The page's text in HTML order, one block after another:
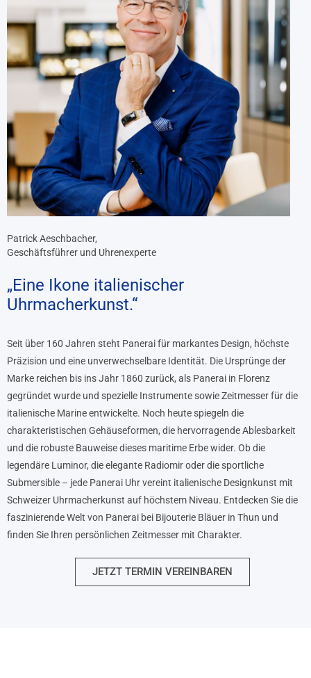
Patrick Aeschbacher,
Geschäftsführer und Uhrenexperte
„Eine Ikone italienischer
Uhrmacherkunst.“
Seit über 160 Jahren steht Panerai für markantes Design, höchste
Präzision und eine unverwechselbare Identität. Die Ursprünge der
Marke reichen bis ins Jahr 1860 zurück, als Panerai in Florenz
gegründet wurde und spezielle Instrumente sowie Zeitmesser für die
italienische Marine entwickelte. Noch heute spiegeln die
charakteristischen Gehäuseformen, die hervorragende Ablesbarkeit
und die robuste Bauweise dieses maritime Erbe wider. Ob die
legendäre Luminor, die elegante Radiomir oder die sportliche
Submersible – jede Panerai Uhr vereint italienische Designkunst mit
Schweizer Uhrmacherkunst auf höchstem Niveau. Entdecken Sie die
faszinierende Welt von Panerai bei Bijouterie Bläuer in Thun und
finden Sie Ihren persönlichen Zeitmesser mit Charakter.
JETZT TERMIN VEREINBAREN